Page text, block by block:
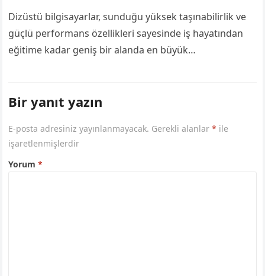
Dizüstü bilgisayarlar, sunduğu yüksek taşınabilirlik ve
güçlü performans özellikleri sayesinde iş hayatından
eğitime kadar geniş bir alanda en büyük
Bir yanıt yazın
E-posta adresiniz yayınlanmayacak. Gerekli alanlar* ile
işaretlenmişlerdir
Yorum*